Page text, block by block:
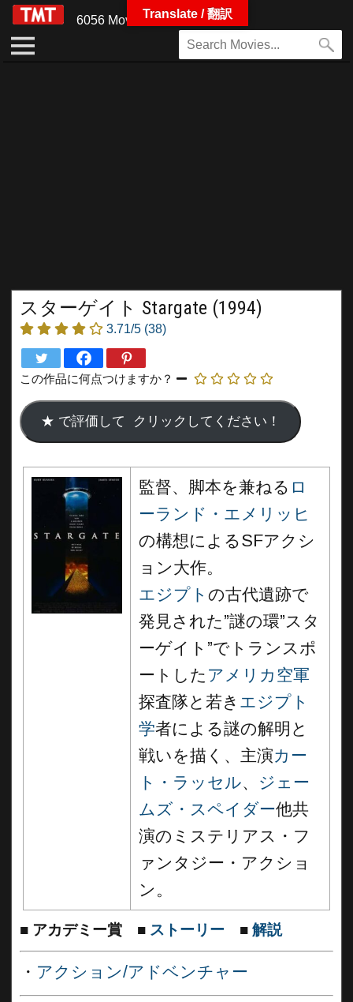
6056 Movies
スターゲイト Stargate (1994)
3.71/5 (38)
この作品に何点つけますか？
監督、脚本を兼ねる ロ
ーランド・エメリッヒ
の構想によるSFアクシ
ョン大作。
エジプト の古代遺跡で
発見された”謎の環”スタ
ーゲイト”でトランスポ
ートした アメリカ空軍
探査隊と若き エジプト
学者による謎の解明と
戦いを描く、主演カー
ト・ラッセル、 ジェー
ムズ・スペイダー他共
演のミステリアス・フ
ァンタジー・アクショ
ン。
■ アカデミー賞 ■ ストーリー ■ 解説
・ アクション/アドベンチャー
Translate / 翻訳